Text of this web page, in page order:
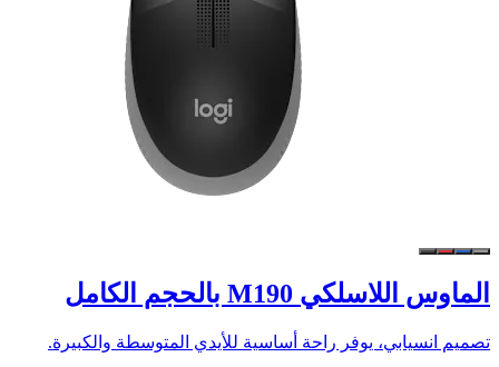
الماوس اللاسلكي M190 بالحجم الكامل
تصميم انسيابي، يوفر راحة أساسية للأيدي المتوسطة والكبيرة.